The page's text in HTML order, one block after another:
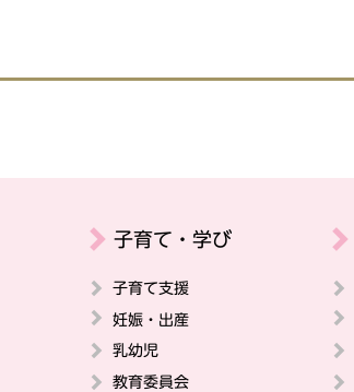
子育て・学び
子育て支援
妊娠・出産
乳幼児
教育委員会